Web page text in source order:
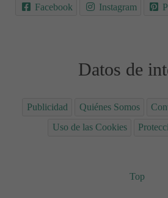
Facebook Instagram
Datos de
Publicidad Quiénes Somos
Uso de las Cookies
Top